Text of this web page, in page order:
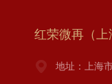
红荣微再（上
地址：上海